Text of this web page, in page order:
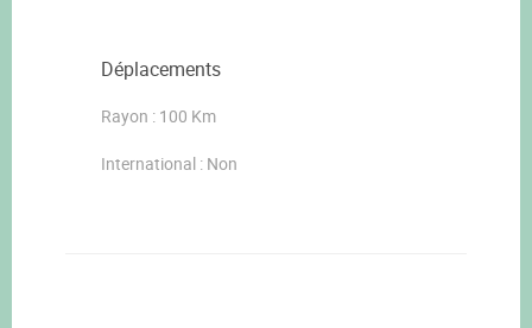
Déplacements
Rayon : 100 Km
International : Non